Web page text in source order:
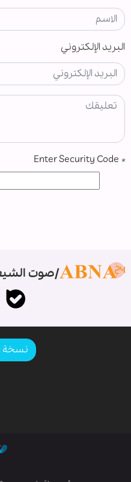
البريد الإلكتروني
*
صوت
نسخة